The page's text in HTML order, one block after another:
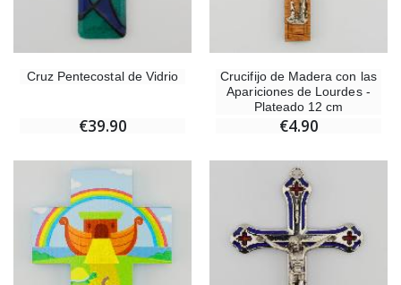
Cruz Pentecostal de Vidrio
€39.90
Crucifijo de Madera con las
Apariciones de Lourdes -
Plateado 12 cm
€4.90